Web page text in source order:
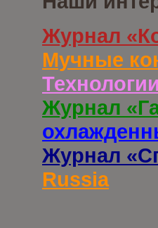
Журнал
Мучные
Технологии
Журнал
Журнал
Russia